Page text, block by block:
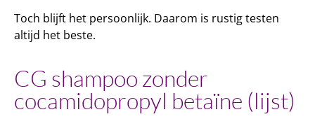
Toch blijft het persoonlijk. Daarom is rustig testen
altijd het beste.
CG shampoo zonder
cocamidopropyl betaïne (lijst)